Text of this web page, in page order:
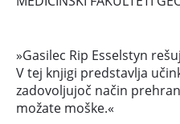
»Gasilec Rip Esselstyn
V tej knjigi predstavlja
zadovoljujoč način
možate moške.«